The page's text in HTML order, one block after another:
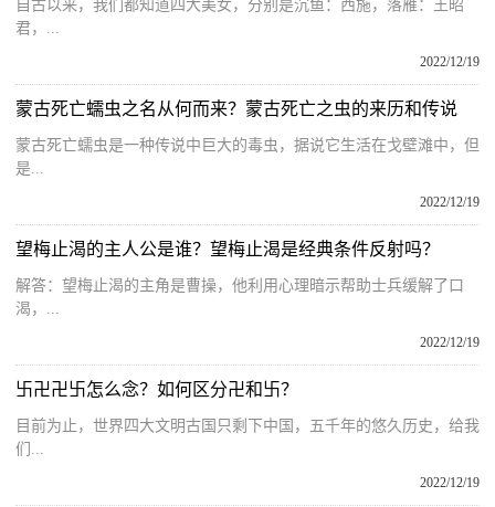
自古以来，我们都知道四大美女，分别是沉鱼：西施，落雁：王昭
君，...
2022/12/19
蒙古死亡蠕虫之名从何而来？蒙古死亡之虫的来历和传说
蒙古死亡蠕虫是一种传说中巨大的毒虫，据说它生活在戈壁滩中，但
是...
2022/12/19
望梅止渴的主人公是谁？望梅止渴是经典条件反射吗？
解答：望梅止渴的主角是曹操，他利用心理暗示帮助士兵缓解了口
渴，...
2022/12/19
卐卍卍卐怎么念？如何区分卍和卐？
目前为止，世界四大文明古国只剩下中国，五千年的悠久历史，给我
们...
2022/12/19